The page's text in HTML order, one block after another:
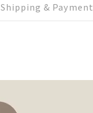
Shipping & Payment